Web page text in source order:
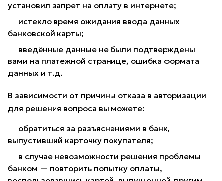
установил запрет на оплату в интернете;
истекло время ожидания ввода данных
банковской карты;
введённые данные не были подтверждены
вами на платежной странице, ошибка формата
данных и т.д.
В зависимости от причины отказа в авторизации
для решения вопроса вы можете:
обратиться за разъяснениями в банк,
выпустивший карточку покупателя;
в случае невозможности решения проблемы
банком — повторить попытку оплаты,